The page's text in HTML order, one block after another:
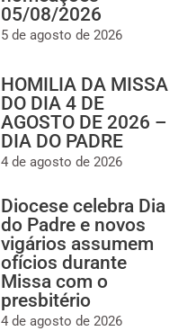
05/08/2026
5 de agosto de 2026
HOMILIA DA MISSA
DO DIA 4 DE
AGOSTO DE 2026 –
DIA DO PADRE
4 de agosto de 2026
Diocese celebra Dia
do Padre e novos
vigários assumem
ofícios durante
Missa com o
presbitério
4 de agosto de 2026